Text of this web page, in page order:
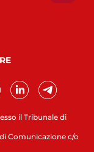
il Tribunale di
Comunicazione c/o